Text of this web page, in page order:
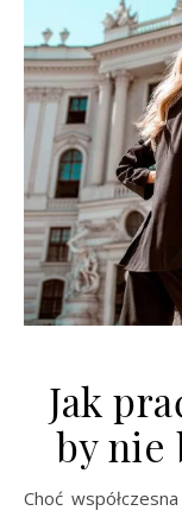
Jak
by nie
Choć współczesna moda aż kipi od kolorowych ubrań, to